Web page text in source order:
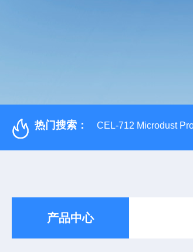
热门搜索： CEL-712 Microdust
产品中心